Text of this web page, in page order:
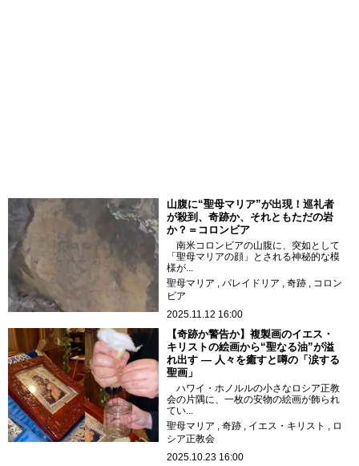
山腹に“聖母マリア”が出現！巡礼者
が殺到、奇跡か、それともただの岩
か？＝コロンビア
南米コロンビアの山腹に、突如として
「聖母マリアの顔」とされる神秘的な模
様が...
聖母マリア
パレイドリア 奇跡
コロン
ビア
2025.11.12 16:00
【奇跡か警告か】複製画のイエス・
キリストの絵画から“聖なる油”が溢
れ出す ― 人々を癒すと噂の「涙する
聖画」
ハワイ・ホノルルの小さなロシア正教
会の片隅に、一枚の安物の絵画が飾られ
てい...
聖母マリア
奇跡 イエス・キリスト
ロ
シア正教会
2025.10.23 16:00